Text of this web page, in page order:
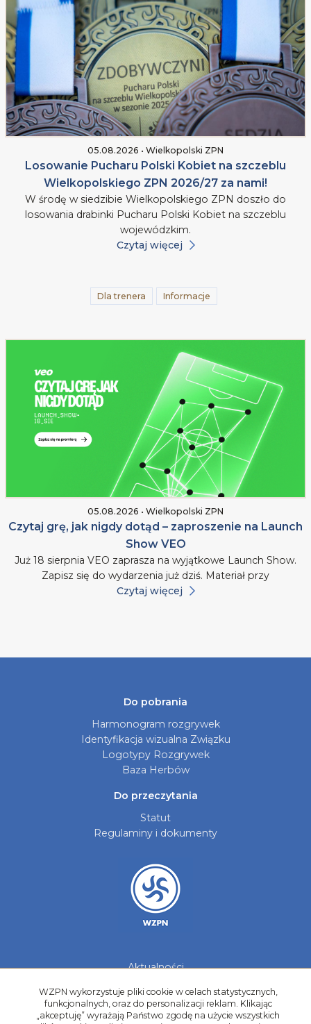
05.08.2026 • Wielkopolski ZPN
Losowanie Pucharu Polski Kobiet na szczeblu
Wielkopolskiego ZPN 2026/27 za nami!
W środę w siedzibie Wielkopolskiego ZPN doszło do
losowania drabinki Pucharu Polski Kobiet na szczeblu
wojewódzkim.
Czytaj więcej
Dla trenera Informacje
05.08.2026 • Wielkopolski ZPN
Czytaj grę, jak nigdy dotąd – zaproszenie na Launch
Show VEO
Już 18 sierpnia VEO zaprasza na wyjątkowe Launch Show.
Zapisz się do wydarzenia już dziś. Materiał przy
Czytaj więcej
Do pobrania
Harmonogram rozgrywek
Identyfikacja wizualna Związku
Logotypy Rozgrywek
Baza Herbów
Do przeczytania
Statut
Regulaminy i dokumenty
Aktualności
Kontakt
WZPN wykorzystuje pliki cookie w celach statystycznych,
funkcjonalnych, oraz do personalizacji reklam. Klikając
„akceptuję” wyrażają Państwo zgodę na użycie wszystkich